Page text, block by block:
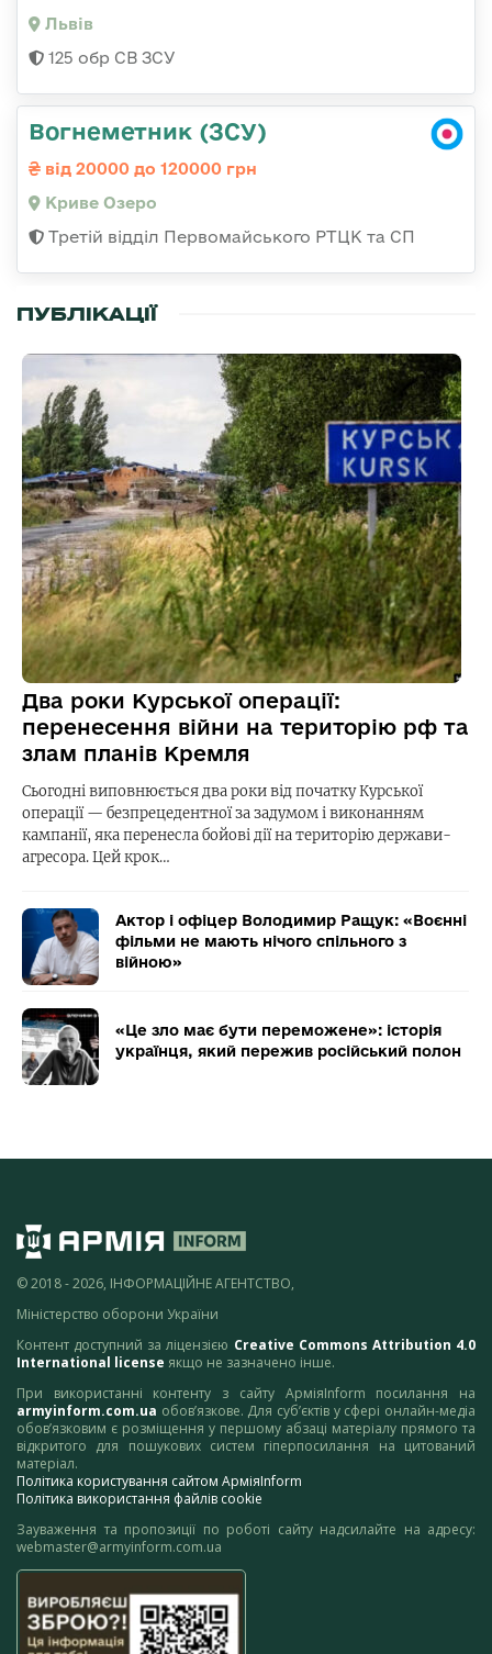
Львів
125 обр СВ ЗСУ
Вогнеметник (ЗСУ)
від 20000 до 120000 грн
Криве Озеро
Третій відділ Первомайського РТЦК та СП
ПУБЛІКАЦІЇ
Два роки Курської операції:
перенесення війни на територію рф та
злам планів Кремля
Сьогодні виповнюється два роки від початку Курської
операції — безпрецедентної за задумом і виконанням
кампанії, яка перенесла бойові дії на територію держави-
агресора. Цей крок…
Актор і офіцер Володимир Ращук: «Воєнні
фільми не мають нічого спільного з
війною»
«Це зло має бути переможене»: історія
українця, який пережив російський полон
© 2018 - 2026, ІНФОРМАЦІЙНЕ АГЕНТСТВО,
Міністерство оборони України
Контент доступний за ліцензією Creative Commons Attribution 4.0
International license якщо не зазначено інше.
При використанні контенту з сайту АрміяInform посилання на
armyinform.com.ua обов’язкове. Для суб’єктів у сфері онлайн-медіа
обов’язковим є розміщення у першому абзаці матеріалу прямого та
відкритого для пошукових систем гіперпосилання на цитований
матеріал.
Політика користування сайтом АрміяInform
Політика використання файлів cookie
Зауваження та пропозиції по роботі сайту надсилайте на адресу:
webmaster@armyinform.com.ua